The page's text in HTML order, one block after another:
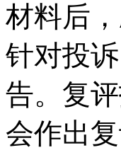
材料后
针对投
告。复
会作出复